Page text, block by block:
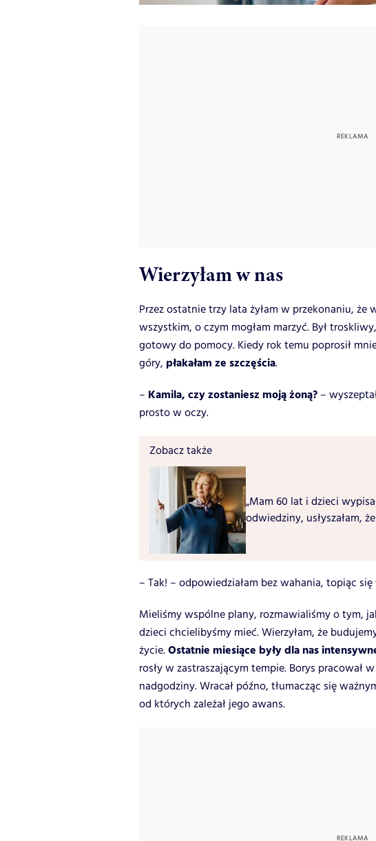
Wierzyłam w nas
Przez ostatnie trzy lata żyłam w przekonaniu, że
wszystkim, o czym mogłam marzyć. Był
gotowy do pomocy. Kiedy rok temu poprosił
góry, płakałam ze szczęścia.
– Kamila, czy zostaniesz moją żoną? –
prosto w oczy.
Zobacz także
„Mam 60 lat i dzieci
odwiedziny, usłyszałam,
– Tak! – odpowiedziałam bez wahania, topiąc
Mieliśmy wspólne plany, rozmawialiśmy o tym,
dzieci chcielibyśmy mieć. Wierzyłam, że
życie.Ostatnie miesiące były dla nas
rosły w zastraszającym tempie. Borys pracował
nadgodziny. Wracał późno, tłumacząc się
od których zależał jego awans.